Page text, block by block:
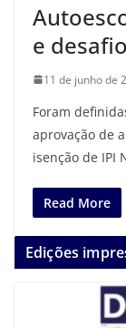
e
11 de junho de
Foram
aprovação de
isenção de IPI
Read More
Edições